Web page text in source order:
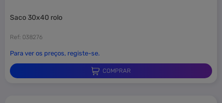
saco 30x40 rolo
Ref: 038276
Para ver os preços, registe-se.
COMPRAR